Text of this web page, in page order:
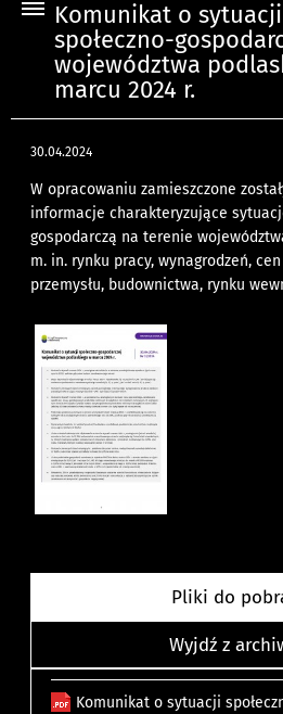
Komunikat o sytuacji
społeczno-
województwa
marcu 2024 r.
30.04.2024
W opracowaniu zamieszczone
informacje charakteryzujące
gospodarczą na terenie
m. in. rynku pracy, wynagrodzeń,
przemysłu, budownictwa, rynku
Pliki do
Wyjdź z
Komunikat o sytuacji